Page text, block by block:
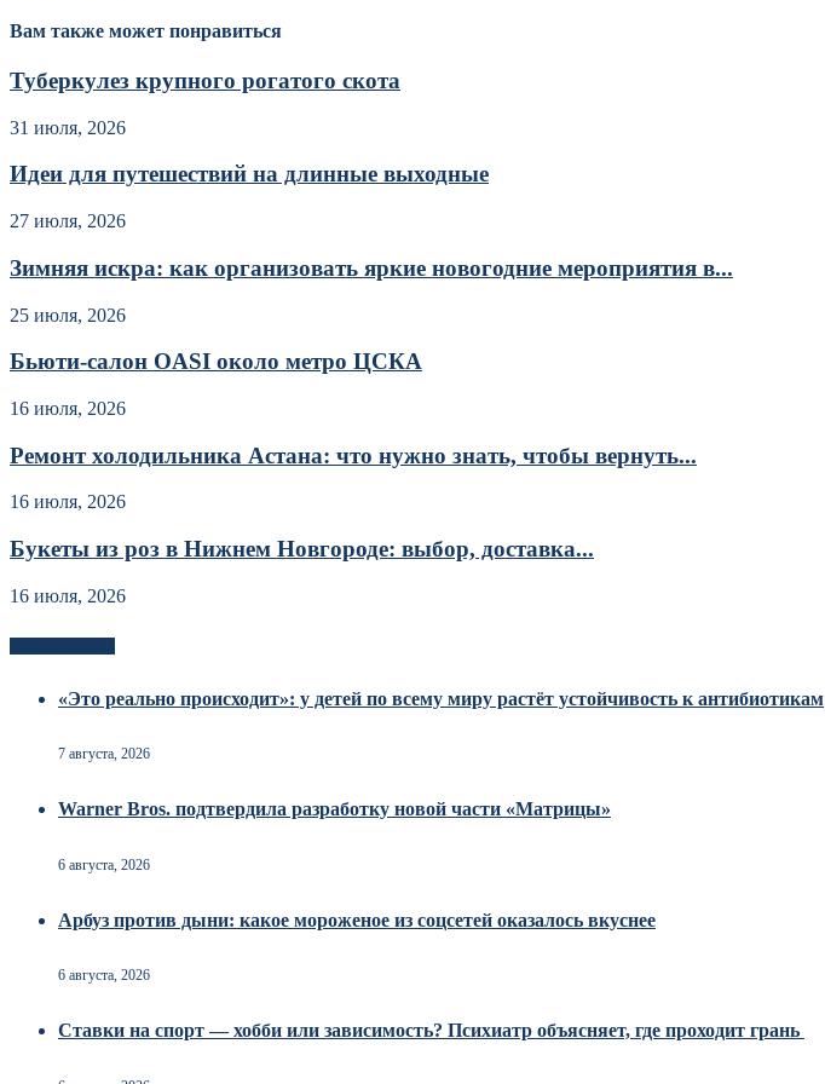
Вам также может понравиться
Туберкулез крупного рогатого скота
31 июля, 2026
Идеи для путешествий на длинные выходные
27 июля, 2026
Зимняя искра: как организовать яркие новогодние мероприятия в...
25 июля, 2026
Бьюти-салон OASI около метро ЦСКА
16 июля, 2026
Ремонт холодильника Астана: что нужно знать, чтобы вернуть...
16 июля, 2026
Букеты из роз в Нижнем Новгороде: выбор, доставка...
16 июля, 2026
«Это реально происходит»: у детей по всему миру растёт устойчивость к антибиотикам
7 августа, 2026
Warner Bros. подтвердила разработку новой части «Матрицы»
6 августа, 2026
Арбуз против дыни: какое мороженое из соцсетей оказалось вкуснее
6 августа, 2026
Ставки на спорт — хобби или зависимость? Психиатр объясняет, где проходит грань